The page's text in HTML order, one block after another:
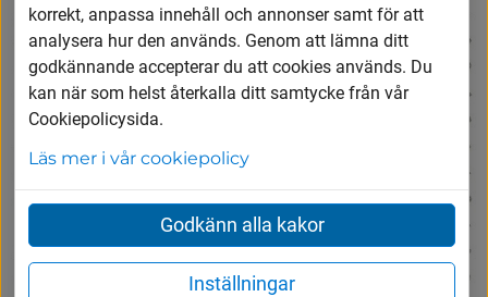
korrekt, anpassa innehåll och annonser samt för att
analysera hur den används. Genom att lämna ditt
godkännande accepterar du att cookies används. Du
kan när som helst återkalla ditt samtycke från vår
Cookiepolicysida.
Läs mer i vår cookiepolicy
Godkänn alla kakor
Inställningar